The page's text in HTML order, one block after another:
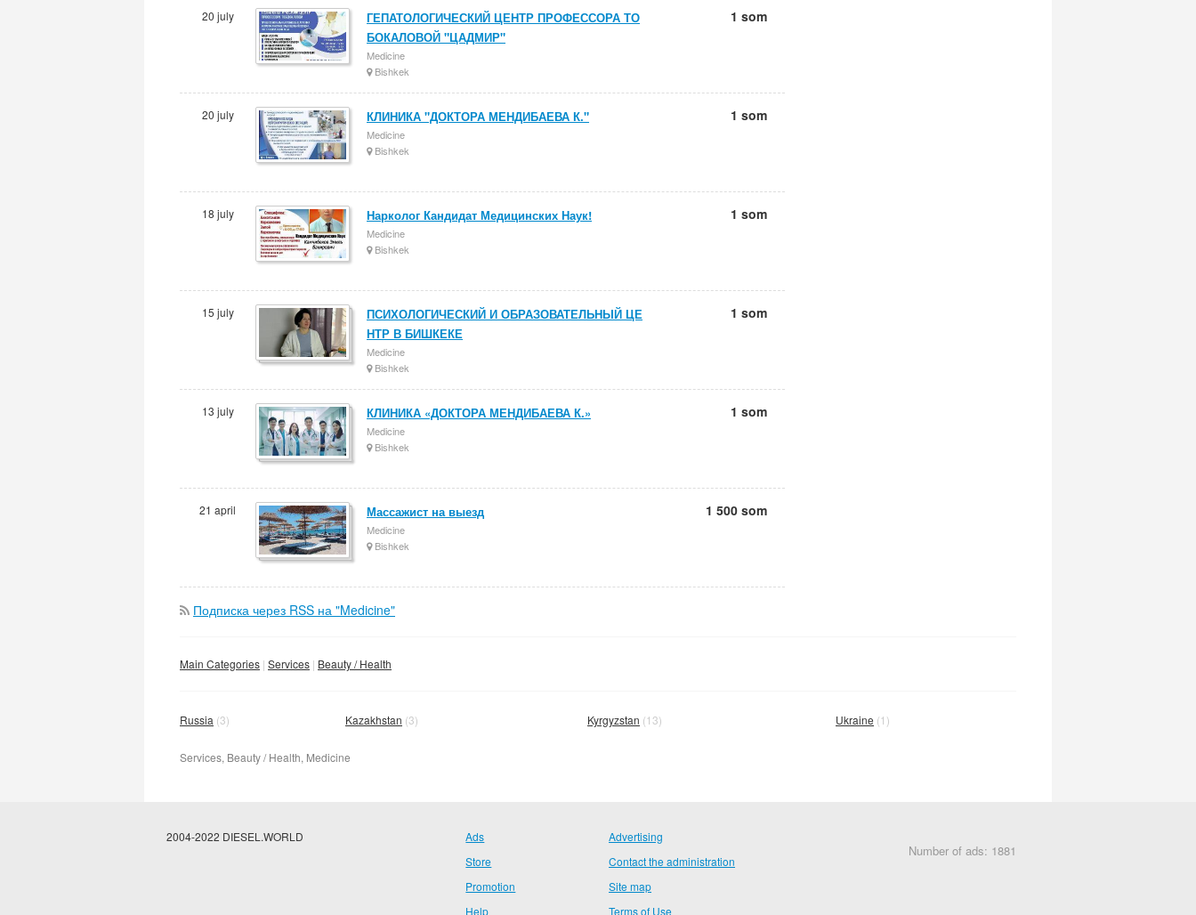
20 july
ГЕПАТОЛОГИЧЕСКИЙ ЦЕНТР ПРОФЕССОРА ТО
БОКАЛОВОЙ "ЦАДМИР"
Medicine
Bishkek
1 som
20 july КЛИНИКА "ДОКТОРА МЕНДИБАЕВА К."
Medicine
Bishkek
1 som
18 july Нарколог Кандидат Медицинских Наук!
Medicine
Bishkek
1 som
15 july
ПСИХОЛОГИЧЕСКИЙ И ОБРАЗОВАТЕЛЬНЫЙ ЦЕ
НТР В БИШКЕКЕ
Medicine
Bishkek
1 som
13 july КЛИНИКА «ДОКТОРА МЕНДИБАЕВА К.»
Medicine
Bishkek
1 som
21 april Массажист на выезд
Medicine
Bishkek
1 500 som
Подписка через RSS на "Medicine"
Main Categories Services Beauty / Health
Russia (3) Kazakhstan (3) Kyrgyzstan (13) Ukraine (1)
Services, Beauty / Health, Medicine
2004-2022 DIESEL.WORLD
Ads
Store
Promotion
Help
Advertising
Contact the administration
Site map
Terms of Use
Number of ads: 1881